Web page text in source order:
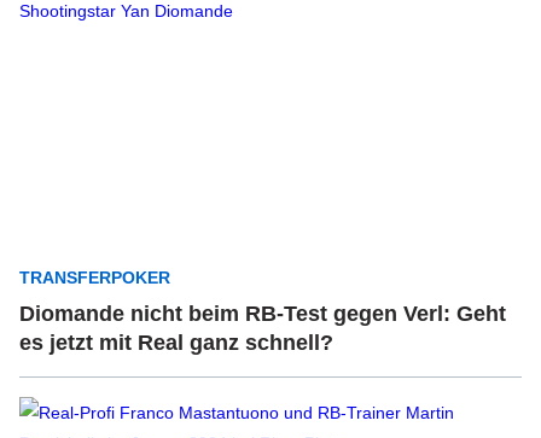
TRANSFERPOKER
Diomande nicht beim RB-Test gegen Verl: Geht
es jetzt mit Real ganz schnell?